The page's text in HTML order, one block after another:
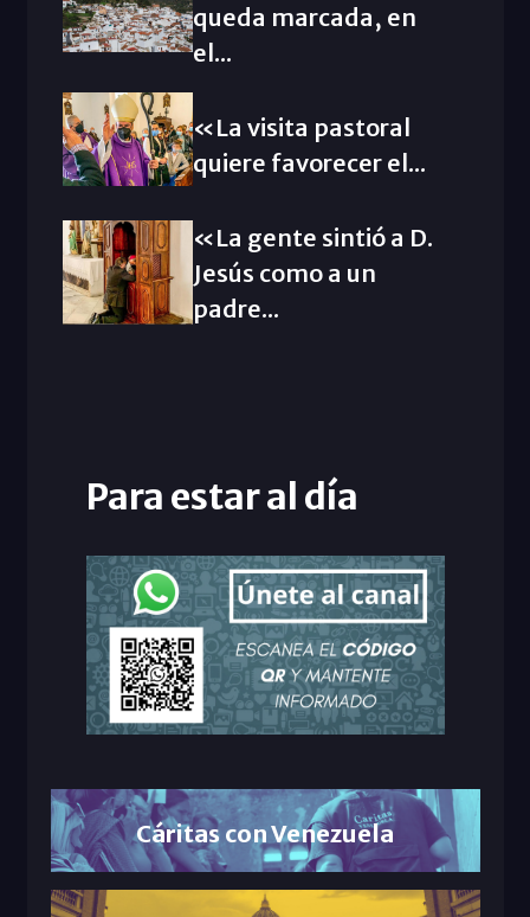
queda marcada, en
el...
«La visita pastoral
quiere favorecer el...
«La gente sintió a D.
Jesús como a un
padre...
Para estar al día
Cáritas con Venezuela